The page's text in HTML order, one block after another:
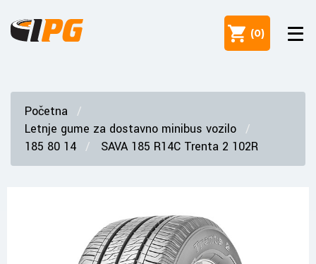
(0)
Početna
Letnje gume za dostavno minibus vozilo
185 80 14
SAVA 185 R14C Trenta 2 102R